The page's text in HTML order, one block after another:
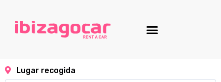
Lugar recogida